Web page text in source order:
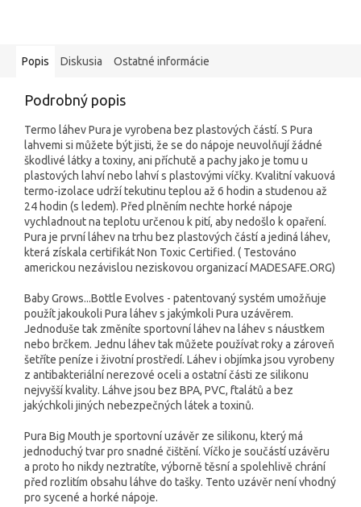
Popis Diskusia Ostatné informácie
Podrobný popis
Termo láhev Pura je vyrobena bez plastových částí. S Pura
lahvemi si můžete být jisti, že se do nápoje neuvolňují žádné
škodlivé látky a toxiny, ani příchutě a pachy jako je tomu u
plastových lahví nebo lahví s plastovými víčky. Kvalitní vakuová
termo-izolace udrží tekutinu teplou až 6 hodin a studenou až
24 hodin (s ledem). Před plněním nechte horké nápoje
vychladnout na teplotu určenou k pití, aby nedošlo k opaření.
Pura je první láhev na trhu bez plastových částí a jediná láhev,
která získala certifikát Non Toxic Certified. ( Testováno
americkou nezávislou neziskovou organizací MADESAFE.ORG)
Baby Grows...Bottle Evolves - patentovaný systém umožňuje
použít jakoukoli Pura láhev s jakýmkoli Pura uzávěrem.
Jednoduše tak změníte sportovní láhev na láhev s náustkem
nebo brčkem. Jednu láhev tak můžete používat roky a zároveň
šetříte peníze i životní prostředí. Láhev i objímka jsou vyrobeny
z antibakteriální nerezové oceli a ostatní části ze silikonu
nejvyšší kvality. Láhve jsou bez BPA, PVC, ftalátů a bez
jakýchkoli jiných nebezpečných látek a toxinů.
Pura Big Mouth je sportovní uzávěr ze silikonu, který má
jednoduchý tvar pro snadné čištění. Víčko je součástí uzávěru
a proto ho nikdy neztratíte, výborně těsní a spolehlivě chrání
před rozlitím obsahu láhve do tašky. Tento uzávěr není vhodný
pro sycené a horké nápoje.